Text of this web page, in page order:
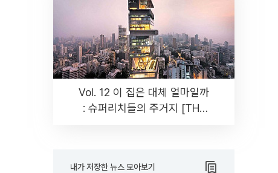
Vol. 12 이 집은 대체 얼마일까
: 슈퍼리치들의 주거지 [THE
내가 저장한 뉴스 모아보기